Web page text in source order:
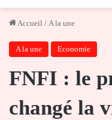
Accueil / A la une
A la une Economie
FNFI : le
changé la